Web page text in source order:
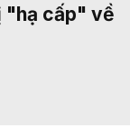
"hạ cấp" về